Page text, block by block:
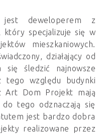
deweloperem z
który specjalizuje się w
mieszkaniowych.
działający od
śledzić najnowsze
tego względu budynki
Art Dom Projekt mają
tego odznaczają się
jest bardzo dobra
realizowane przez